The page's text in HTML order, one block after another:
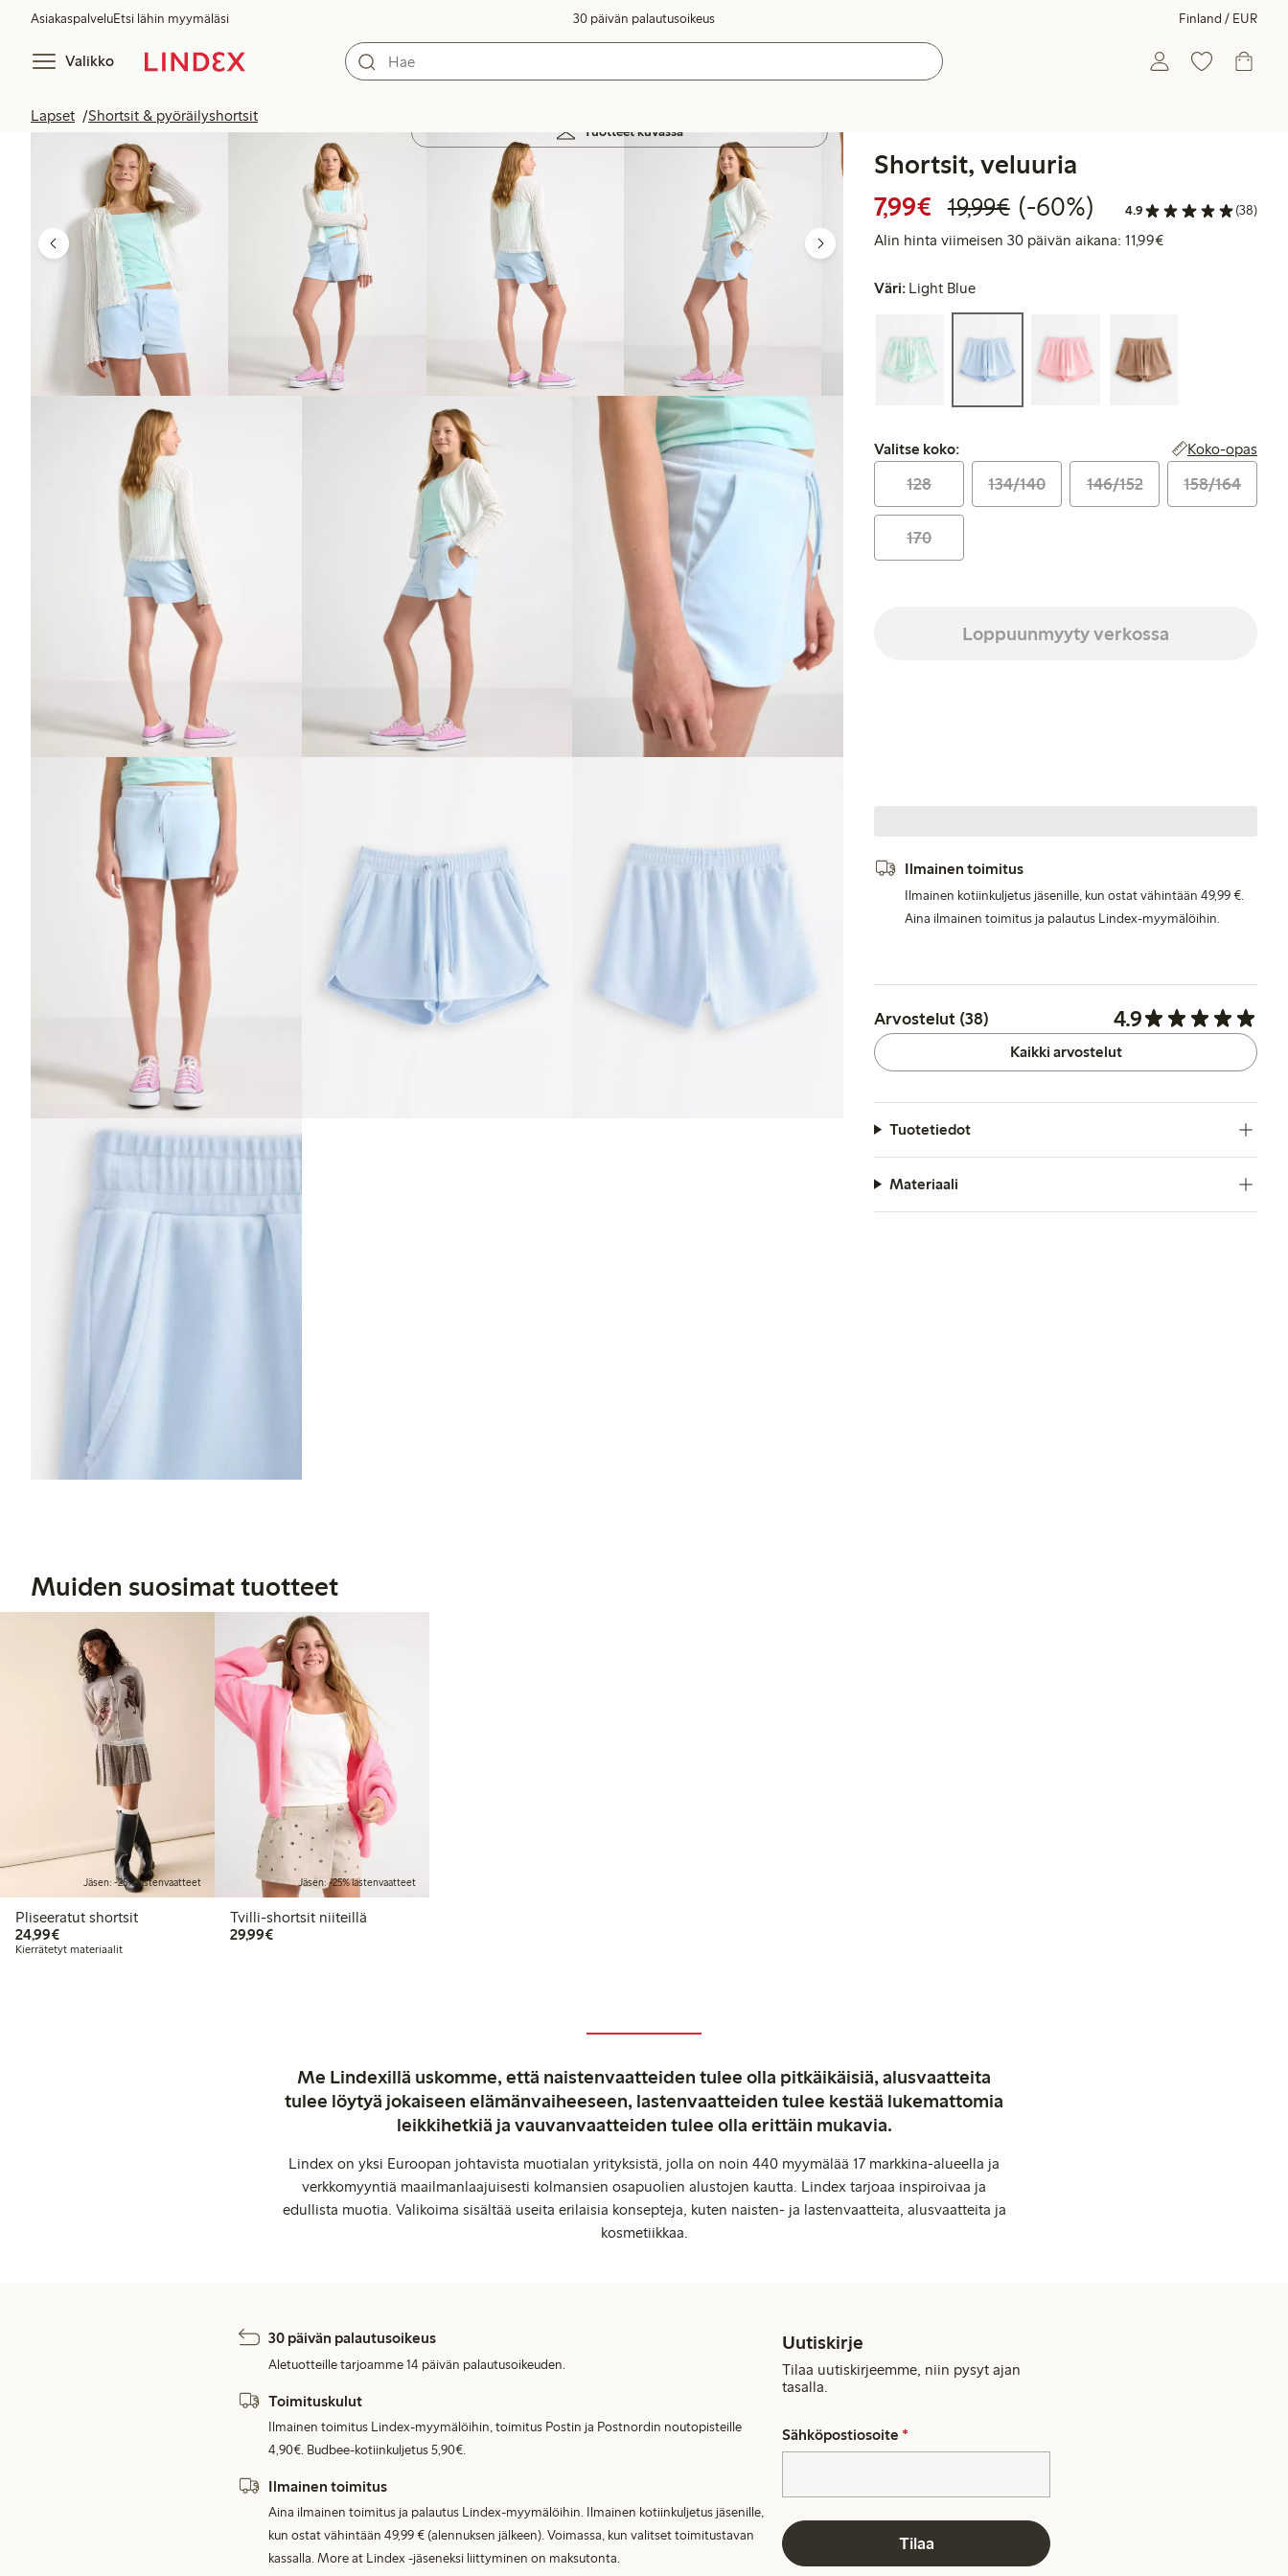
AsiakaspalveluEtsi lähin myymäläsi 30 päivän palautusoikeus Finland / EUR
Valikko
Lapset Shortsit & pyöräilyshortsit
Tuotteet kuvassa
Shortsit, veluuria
7,99€ Alennettu hinta: 7,99 €
19,99€Normaalihinta: 19,99 €
60% alennus
(-60%) 4.9 (38)
Alin hinta viimeisen 30 päivän aikana: 11,99€Alin hinta
Väri: Light Blue
Valitse koko:
Valitse koko: Koko-opas
128 134/140 146/152 158/164
170
Loppuunmyyty verkossa
Ilmainen toimitus
Ilmainen kotiinkuljetus jäsenille, kun ostat vähintään 49,99 €.
Aina ilmainen toimitus ja palautus Lindex-myymälöihin.
Arvostelut (38) 4.9
Kaikki arvostelut
Tuotetiedot
Materiaali
Muiden suosimat tuotteet
Jäsen: -25% lastenvaatteet
Pliseeratut shortsit
24,99€24,99 €
Kierrätetyt materiaalit
Jäsen: -25% lastenvaatteet
Tvilli-shortsit niiteillä
29,99€29,99 €
Me Lindexillä uskomme, että naistenvaatteiden tulee olla pitkäikäisiä, alusvaatteita
tulee löytyä jokaiseen elämänvaiheeseen, lastenvaatteiden tulee kestää lukemattomia
leikkihetkiä ja vauvanvaatteiden tulee olla erittäin mukavia.
Lindex on yksi Euroopan johtavista muotialan yrityksistä, jolla on noin 440 myymälää 17 markkina-alueella ja
verkkomyyntiä maailmanlaajuisesti kolmansien osapuolien alustojen kautta. Lindex tarjoaa inspiroivaa ja
edullista muotia. Valikoima sisältää useita erilaisia konsepteja, kuten naisten- ja lastenvaatteita, alusvaatteita ja
kosmetiikkaa.
30 päivän palautusoikeus
Aletuotteille tarjoamme 14 päivän palautusoikeuden.
Toimituskulut
Ilmainen toimitus Lindex-myymälöihin, toimitus Postin ja Postnordin noutopisteille
4,90€. Budbee-kotiinkuljetus 5,90€.
Ilmainen toimitus
Aina ilmainen toimitus ja palautus Lindex-myymälöihin. Ilmainen kotiinkuljetus jäsenille,
kun ostat vähintään 49,99 € (alennuksen jälkeen). Voimassa, kun valitset toimitustavan
kassalla. More at Lindex -jäseneksi liittyminen on maksutonta.
Uutiskirje
Tilaa uutiskirjeemme, niin pysyt ajan
tasalla.
Sähköpostiosoite *
Tilaa